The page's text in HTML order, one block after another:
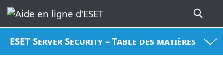
ESET Server Security – Table des matières